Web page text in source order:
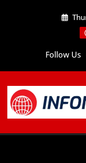
Follow Us